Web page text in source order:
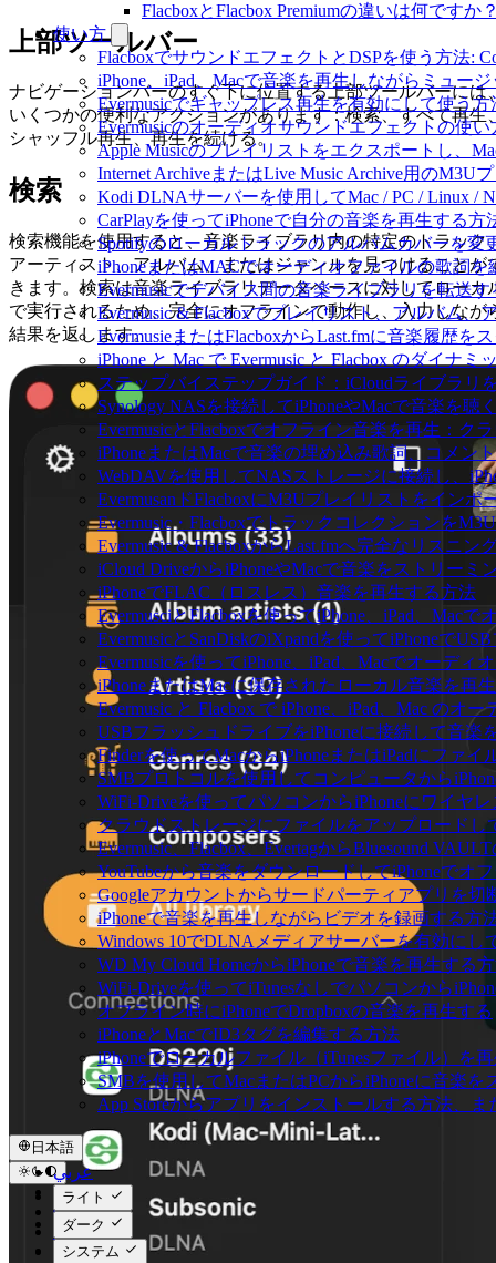
FlacboxとFlacbox Premiumの違いは何ですか
使い方
FlacboxでサウンドエフェクトとDSPを使う方法:
iPhone、iPad、Macで音楽を再生しながらミュー
Evermusicでギャップレス再生を有効にして使う方
Evermusicのオーディオサウンドエフェクトの使
Apple Musicのプレイリストをエクスポートし、
Internet ArchiveまたはLive Music Archive用のM3U
Kodi DLNAサーバーを使用してMac / PC / Linux /
CarPlayを使ってiPhoneで自分の音楽を再生する方
Spotifyのローカルトラックのアルバムカバーを
iPhoneまたはMACでオーディオファイルの歌詞を
Evermusicでデバイス間の音楽ライブラリを転送
Evermusic & Flacboxでプレイリスト、アルバム
EvermusieまたはFlacboxからLast.fmに音楽履歴を
iPhone と Mac で Evermusic と Flacbox のダイナ
ステップバイステップガイド：iCloudライブラリ
Synology NASを接続してiPhoneやMacで音楽を聴
EvermusicとFlacboxでオフライン音楽を再生：ク
iPhoneまたはMacで音楽の埋め込み歌詞、コメン
WebDAVを使用してNASストレージに接続し、
EvermusanドFlacboxにM3Uプレイリストをインポ
Evermusic・Flacboxでトラックコレクションを
Evermusic & FlacboxからLast.fmへ完全なリスニン
iCloud DriveからiPhoneやMacで音楽をストリーミ
iPhoneでFLAC（ロスレス）音楽を再生する方法
EvermusciとFlacboxを使ってiPhone、iPad、Mac
EvermusicとSanDiskのiXpandを使ってiPhoneで
Evermusicを使ってiPhone、iPad、Macでオーディ
iPhoneまたはMacに保存されたローカル音楽を再
Evermusic と Flacbox で iPhone、iPad、Mac のオ
USBフラッシュドライブをiPhoneに接続して音楽
Finderを使ってMacからiPhoneまたはiPadにファイ
SMBプロトコルを使用してコンピュータから
WiFi-Driveを使ってパソコンからiPhoneにワイヤ
クラウドストレージにファイルをアップロードし
Evermusic、Flacbox、EvertagからBluesound
YouTubeから音楽をダウンロードしてiPhoneでオ
Googleアカウントからサードパーティアプリを切
iPhoneで音楽を再生しながらビデオを録画する方
Windows 10でDLNAメディアサーバーを有効にし
WD My Cloud HomeからiPhoneで音楽を再生する
WiFi-Driveを使ってiTunesなしでパソコンから
オフライン時にiPhoneでDropboxの音楽を再生する
iPhoneとMacでID3タグを編集する方法
iPhoneでローカルファイル（iTunesファイル）を
SMBを使用してMacまたはPCからiPhoneに音楽を
App Storeからアプリをインストールする方法、
日本語
عربي
Català
Čeština
Dansk
Deutsch
ライト
ダーク
システム
上部ツールバー
ナビゲーションバーのすぐ下に位置する上部ツールバーには
いくつかの便利なアクションがあります：検索、すべて再生
シャッフル再生、再生を続ける。
検索
検索機能を使用すると、音楽ライブラリ内の特定のトラック
アーティスト、アルバム、またはジャンルを見つけることが
きます。検索は音楽ライブラリデータベースに対してローカ
で実行されるため、完全にオフラインで動作し、入力しなが
結果を返します。